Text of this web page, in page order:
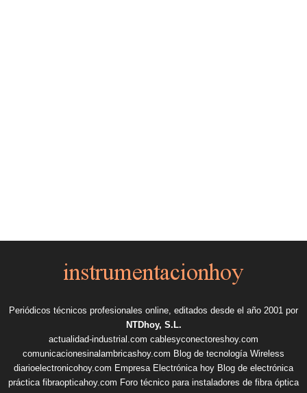
Periódicos técnicos profesionales online, editados desde el año 2001 por
NTDhoy, S.L.
actualidad-industrial.com cablesyconectoreshoy.com
comunicacionesinalambricashoy.com Blog de tecnología Wireless
diarioelectronicohoy.com Empresa Electrónica hoy Blog de electrónica
práctica fibraopticahoy.com Foro técnico para instaladores de fibra óptica